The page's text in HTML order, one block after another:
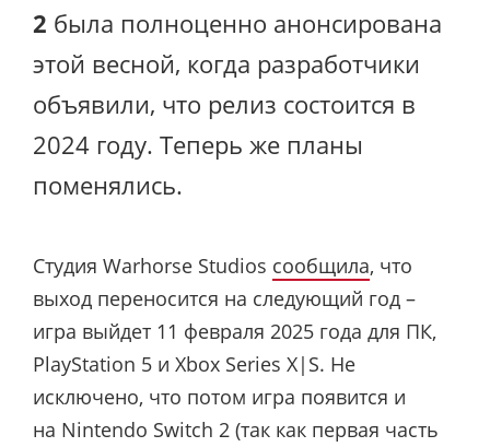
2 была полноценно анонсирована
этой весной, когда разработчики
объявили, что релиз состоится в
2024 году. Теперь же планы
поменялись.
Студия Warhorse Studios сообщила, что
выход переносится на следующий год –
игра выйдет 11 февраля 2025 года для ПК,
PlayStation 5 и Xbox Series X|S. Не
исключено, что потом игра появится и
на Nintendo Switch 2 (так как первая часть